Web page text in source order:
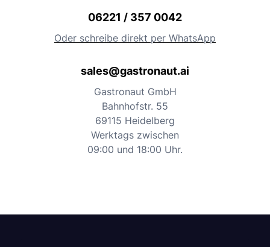
06221 / 357 0042
Oder schreibe direkt per WhatsApp
sales@gastronaut.ai
Gastronaut GmbH
Bahnhofstr. 55
69115 Heidelberg
Werktags zwischen
09:00 und 18:00 Uhr.